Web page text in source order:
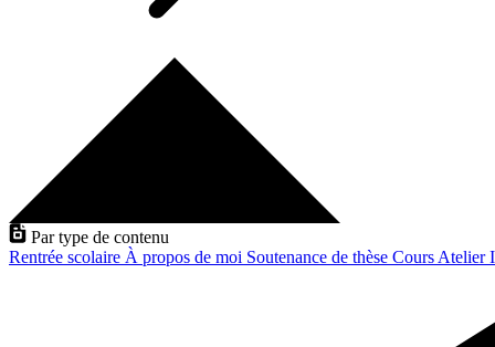
Par type de contenu
Rentrée scolaire À propos de moi Soutenance de thèse Cours Atelier